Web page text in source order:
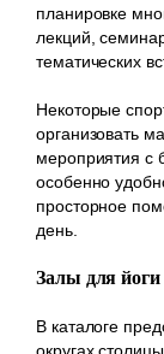
планировке
лекций,
тематических
Некоторые
организовать
мероприятия с
особенно
просторное
день.
Залы для
В каталоге